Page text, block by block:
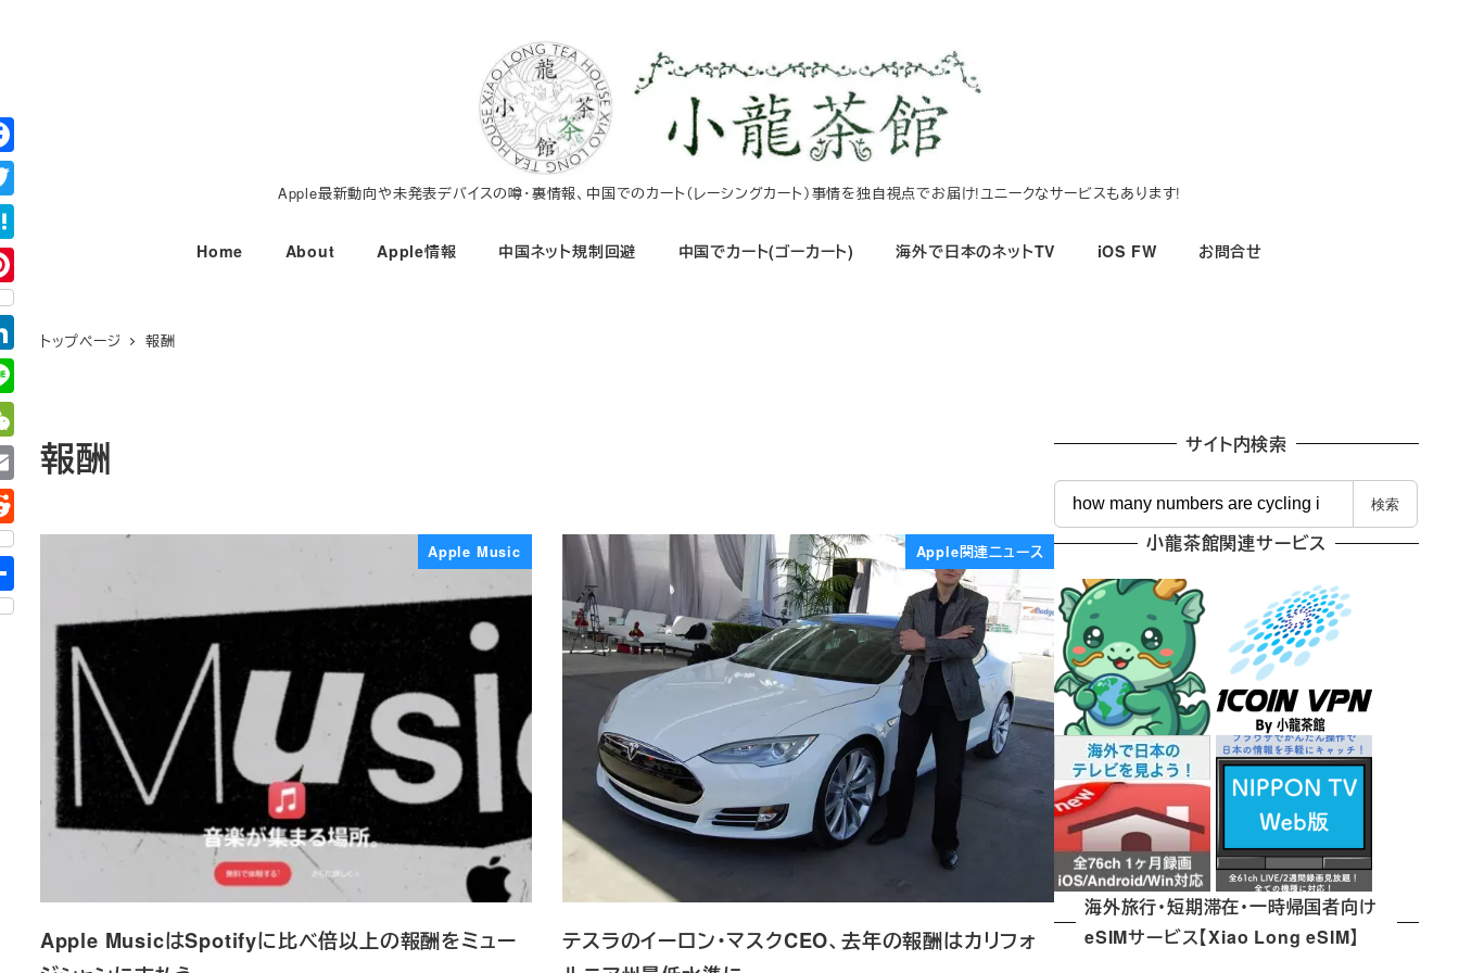
コ
ン
テ
ン
ツ
へ
移
動
Apple最新動向や未発表デバイスの噂・裏情報、中国でのカート（レーシングカート）事情を独自視点でお届け!ユニークなサービスもあります!
Home About Apple情報 中国ネット規制回避 中国でカート(ゴーカート) 海外で日本のネットTV iOS FW お問合せ
トップページ 報酬
報酬
Apple Music
Apple MusicはSpotifyに比べ倍以上の報酬をミュー
Apple関連ニュース
テスラのイーロン・マスクCEO、去年の報酬はカリフォ
サイト内検索
索
検索
小龍茶館関連サービス
海外旅行・短期滞在・一時帰国者向け
eSIMサービス【Xiao Long eSIM】